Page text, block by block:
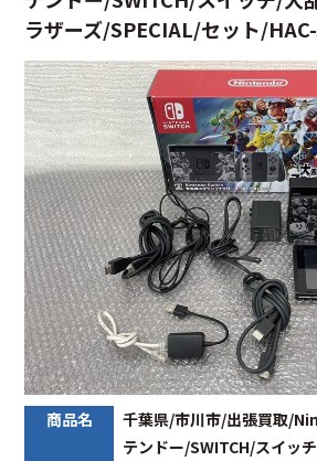
ラザーズ/SPECIAL/セット/
商品名
千葉県/市川市/出張買取/
テンドー/SWITCH/スイッ